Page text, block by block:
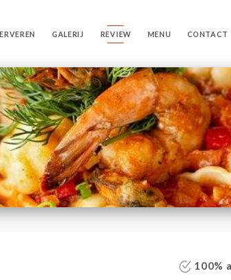
GALERIJ REVIEW MENU CONTACT
100%